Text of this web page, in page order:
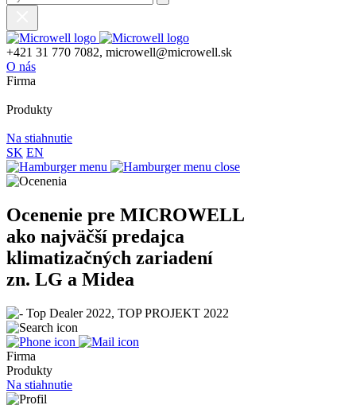
+421 31 770 7082, microwell@microwell.sk
O nás
Firma
Produkty
Na stiahnutie
SK EN
Ocenenie pre MICROWELL
ako najväčší predajca
klimatizačných zariadení
zn. LG a Midea
Firma
Produkty
Na stiahnutie